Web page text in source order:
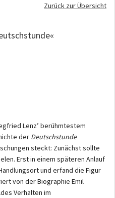
Zurück zur Übersicht
Lenz’ berühmtestem
der Deutschstunde
steckt: Zunächst sollte
Erst in einem späteren Anlauf
und erfand die Figur
von der Biographie Emil
Verhalten im